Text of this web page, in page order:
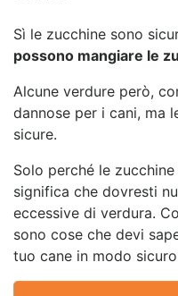
Sì le zucchine sono
possono mangiare le
Alcune verdure però,
dannose per i cani, ma
sicure.
Solo perché le
significa che dovresti
eccessive di verdura.
sono cose che devi
tuo cane in modo